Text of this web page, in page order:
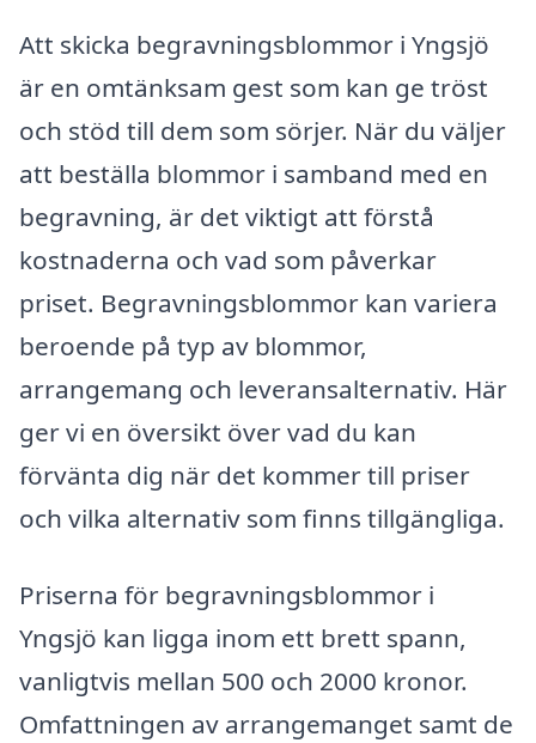
Att skicka begravningsblommor i Yngsjö
är en omtänksam gest som kan ge tröst
och stöd till dem som sörjer. När du väljer
att beställa blommor i samband med en
begravning, är det viktigt att förstå
kostnaderna och vad som påverkar
priset. Begravningsblommor kan variera
beroende på typ av blommor,
arrangemang och leveransalternativ. Här
ger vi en översikt över vad du kan
förvänta dig när det kommer till priser
och vilka alternativ som finns tillgängliga.
Priserna för begravningsblommor i
Yngsjö kan ligga inom ett brett spann,
vanligtvis mellan 500 och 2000 kronor.
Omfattningen av arrangemanget samt de